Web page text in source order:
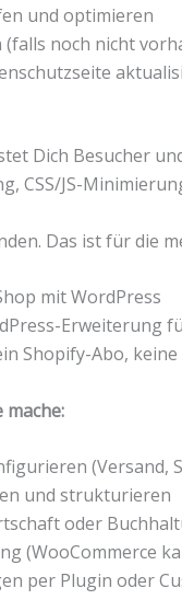
und optimieren
noch nicht
Dich Besucher
CSS/JS-
Das ist für die
mit WordPress
Erweiterung
Shopify-Abo,
mache:
(Versand,
und strukturieren
oder
(WooCommerce
per Plugin oder